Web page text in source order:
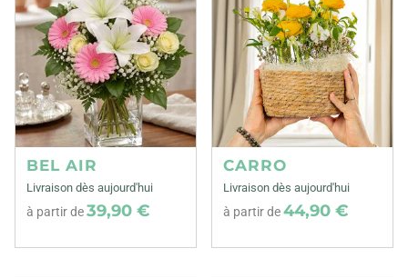
BEL AIR
Livraison dès aujourd'hui
à partir de39,90 €
CARRO
Livraison dès aujourd'hui
à partir de44,90 €